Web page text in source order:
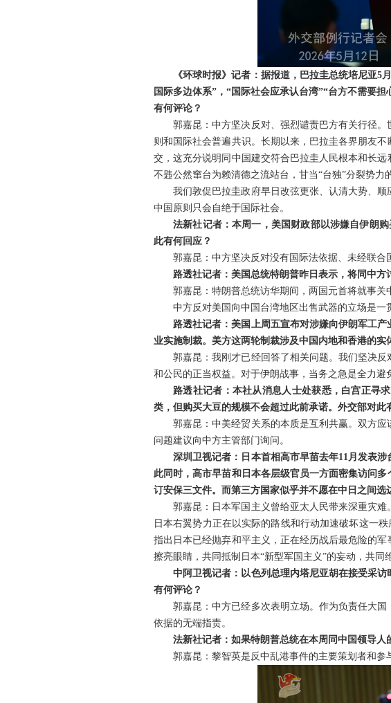
《环球时报》记者：据报道，巴拉圭总统培尼亚
国际多边体系”，“国际社会应承认台湾”“台方不需要
有何评论？
郭嘉昆：中方坚决反对、强烈谴责巴方有关行径
则和国际社会普遍共识。长期以来，巴拉圭各界朋友
交，这充分说明同中国建交符合巴拉圭人民根本和长
不韪公然窜台为赖清德之流站台，甘当“台独”分裂势
我们敦促巴拉圭政府早日改弦更张、认清大势、
中国原则只会自绝于国际社会。
法新社记者：本周一，美国财政部以涉嫌自伊朗
此有何回应？
郭嘉昆：中方坚决反对没有国际法依据、未经联合
路透社记者：美国总统特朗普昨日表示，将同中
郭嘉昆：特朗普总统访华期间，两国元首将就事关
中方反对美国向中国台湾地区出售武器的立场是一
路透社记者：美国上周五宣布对涉嫌向伊朗军工
业实施制裁。美方这两轮制裁涉及中国内地和香港的
郭嘉昆：我刚才已经回答了相关问题。我们坚决
和公民的正当权益。对于伊朗战事，当务之急是全力避
路透社记者：本社从消息人士处获悉，白宫正寻
类，但购买大豆的规模不会超过此前承诺。外交部对此
郭嘉昆：中美经贸关系的本质是互利共赢。双方
问题建议向中方主管部门询问。
深圳卫视记者：日本首相高市早苗去年11月发表
此同时，高市早苗和日本各层级官员一方面密集访问
订安保三文件。而第三方国家似乎并不愿在中日之间
郭嘉昆：日本军国主义曾给亚太人民带来深重灾
日本右翼势力正在以实际的路线和行动加速破坏这一
指出日本已经抛弃和平主义，正在经历战后最危险的
擦亮眼睛，共同抵制日本“新型军国主义”的妄动，共同
中阿卫视记者：以色列总理内塔尼亚胡在接受采
有何评论？
郭嘉昆：中方已经多次表明立场。作为负责任大
依据的无端指责。
法新社记者：如果特朗普总统在本周同中国领导
郭嘉昆：黎智英是反中乱港事件的主要策划者和参